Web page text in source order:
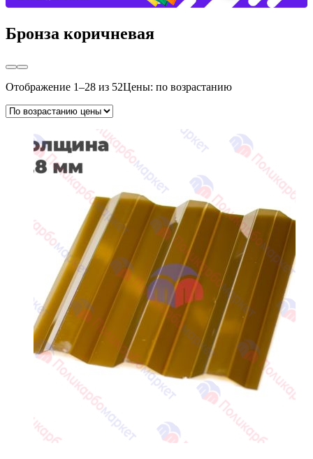
Бронза коричневая
Отображение 1–28 из 52Цены: по возрастанию